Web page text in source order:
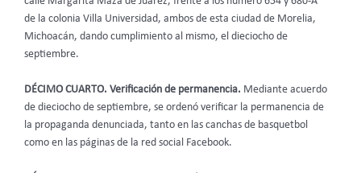
de la colonia Villa Universidad, ambos de esta ciudad de Morelia,
Michoacán, dando cumplimiento al mismo, el dieciocho de
septiembre.
DÉCIMO CUARTO. Verificación de permanencia. Mediante acuerdo
de dieciocho de septiembre, se ordenó verificar la permanencia de
la propaganda denunciada, tanto en las canchas de basquetbol
como en las páginas de la red social Facebook.